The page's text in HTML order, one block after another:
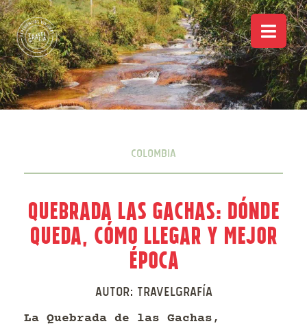
Colombia
Quebrada Las Gachas: Dónde
queda, Cómo llegar y mejor
época
Autor: Travelgrafía
La Quebrada de las Gachas ,